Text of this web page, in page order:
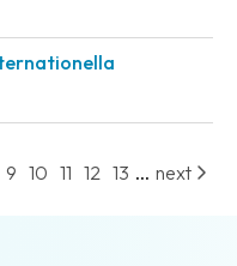
9 10 11 12 13 ... next